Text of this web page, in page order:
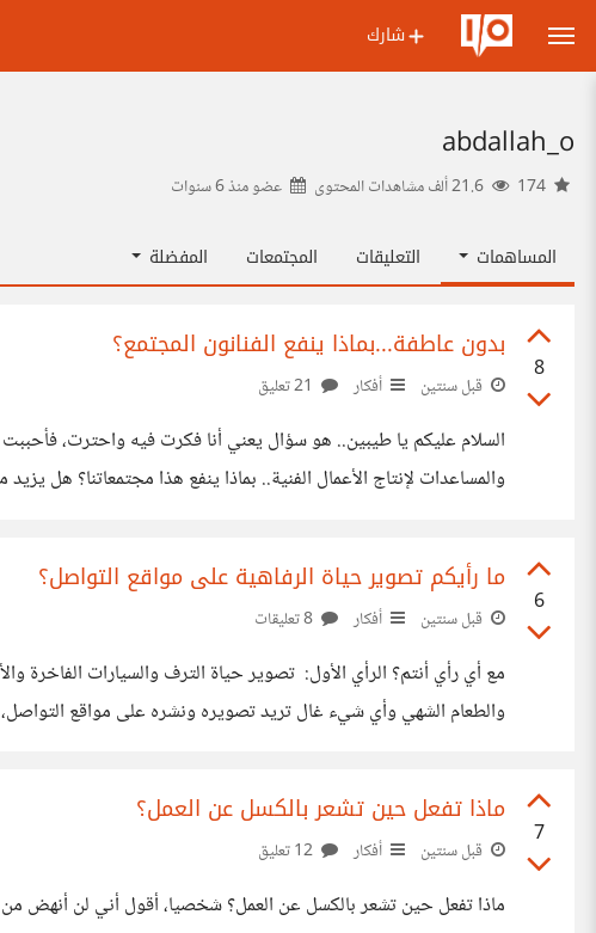
شارك
abdallah_o
عضو منذ6 سنوات
المساهمات التعليقات المجتمعات المفضلة
8
بدون عاطفة...بماذا ينفع الفنانون المجتمع؟
قبل سنتين أفكار
6
ما رأيكم تصوير حياة الرفاهية على مواقع التواصل؟
قبل سنتين أفكار
والطعام الشهي وأي شيء غال تريد تصويره ونشره على مواقع
7
ماذا تفعل حين تشعر بالكسل عن العمل؟
قبل سنتين أفكار
ماذا تفعل حين تشعر بالكسل عن العمل؟ شخصيا، أقول أني لن أنهض من مكاني إلا إذا أكملت الجزء الفلاني من العمل ولو بقيت طوال حياتي هنا.. ربما أشرب بعض القهوة لأكون أكثر نشاطا، وبس..! ماذا عنكم؟